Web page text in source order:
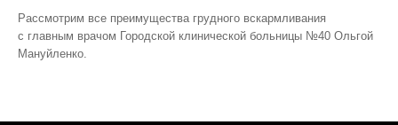
Рассмотрим все преимущества грудного вскармливания
с главным врачом Городской клинической больницы №40 Ольгой
Мануйленко.